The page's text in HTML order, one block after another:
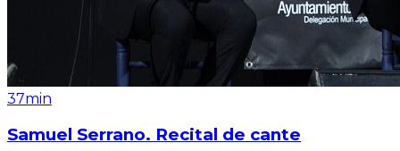
37min
Samuel Serrano. Recital de cante